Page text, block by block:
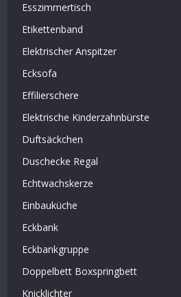
Esszimmertisch
Etikettenband
Elektrischer Anspitzer
Ecksofa
Effilierschere
Elektrische Kinderzahnbürste
Duftsäckchen
Duschecke Regal
Echtwachskerze
Einbauküche
Eckbank
Eckbankgruppe
Doppelbett Boxspringbett
Knicklichter